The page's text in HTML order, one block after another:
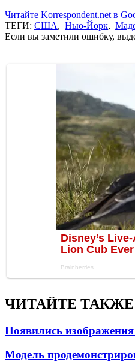
Читайте Korrespondent.net в
ТЕГИ: США, Нью-Йорк,
Если вы заметили ошибку,
ЧИТАЙТЕ ТАКЖЕ
Появились
Модель